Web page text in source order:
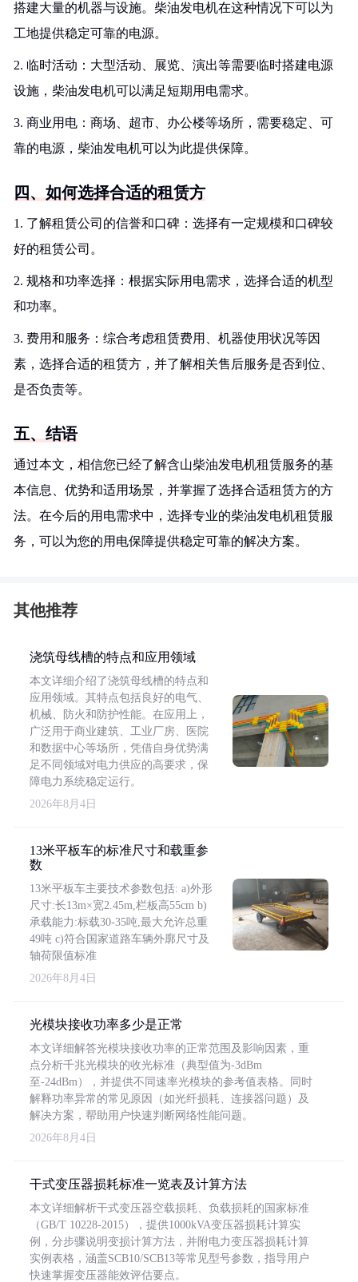
搭建大量的机器与设施。柴油发电机在这种情况下可以为
工地提供稳定可靠的电源。
2. 临时活动：大型活动、展览、演出等需要临时搭建电源
设施，柴油发电机可以满足短期用电需求。
3. 商业用电：商场、超市、办公楼等场所，需要稳定、可
靠的电源，柴油发电机可以为此提供保障。
四、如何选择合适的租赁方
1. 了解租赁公司的信誉和口碑：选择有一定规模和口碑较
好的租赁公司。
2. 规格和功率选择：根据实际用电需求，选择合适的机型
和功率。
3. 费用和服务：综合考虑租赁费用、机器使用状况等因
素，选择合适的租赁方，并了解相关售后服务是否到位、
是否负责等。
五、结语
通过本文，相信您已经了解含山柴油发电机租赁服务的基
本信息、优势和适用场景，并掌握了选择合适租赁方的方
法。在今后的用电需求中，选择专业的柴油发电机租赁服
务，可以为您的用电保障提供稳定可靠的解决方案。
其他推荐
浇筑母线槽的特点和应用领域
本文详细介绍了浇筑母线槽的特点和
应用领域。其特点包括良好的电气、
机械、防火和防护性能。在应用上，
广泛用于商业建筑、工业厂房、医院
和数据中心等场所，凭借自身优势满
足不同领域对电力供应的高要求，保
障电力系统稳定运行。
2026年8月4日
13米平板车的标准尺寸和载重参
数
13米平板车主要技术参数包括: a)外形
尺寸:长13m×宽2.45m,栏板高55cm b)
承载能力:标载30-35吨,最大允许总重
49吨 c)符合国家道路车辆外廓尺寸及
轴荷限值标准
2026年8月4日
光模块接收功率多少是正常
本文详细解答光模块接收功率的正常范围及影响因素，重
点分析千兆光模块的收光标准（典型值为-3dBm
至-24dBm），并提供不同速率光模块的参考值表格。同时
解释功率异常的常见原因（如光纤损耗、连接器问题）及
解决方案，帮助用户快速判断网络性能问题。
2026年8月4日
干式变压器损耗标准一览表及计算方法
本文详细解析干式变压器空载损耗、负载损耗的国家标准
（GB/T 10228-2015），提供1000kVA变压器损耗计算实
例，分步骤说明变损计算方法，并附电力变压器损耗计算
实例表格，涵盖SCB10/SCB13等常见型号参数，指导用户
快速掌握变压器能效评估要点。